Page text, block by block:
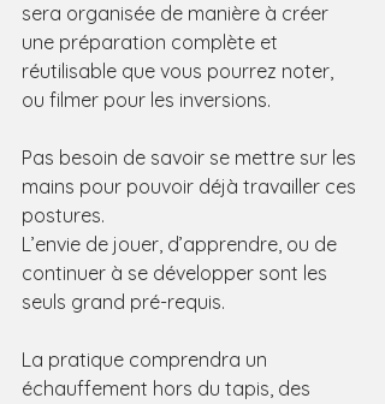
sera organisée de manière à créer
une préparation complète et
réutilisable que vous pourrez noter,
ou filmer pour les inversions.
Pas besoin de savoir se mettre sur les
mains pour pouvoir déjà travailler ces
postures.
L’envie de jouer, d’apprendre, ou de
continuer à se développer sont les
seuls grand pré-requis.
La pratique comprendra un
échauffement hors du tapis, des